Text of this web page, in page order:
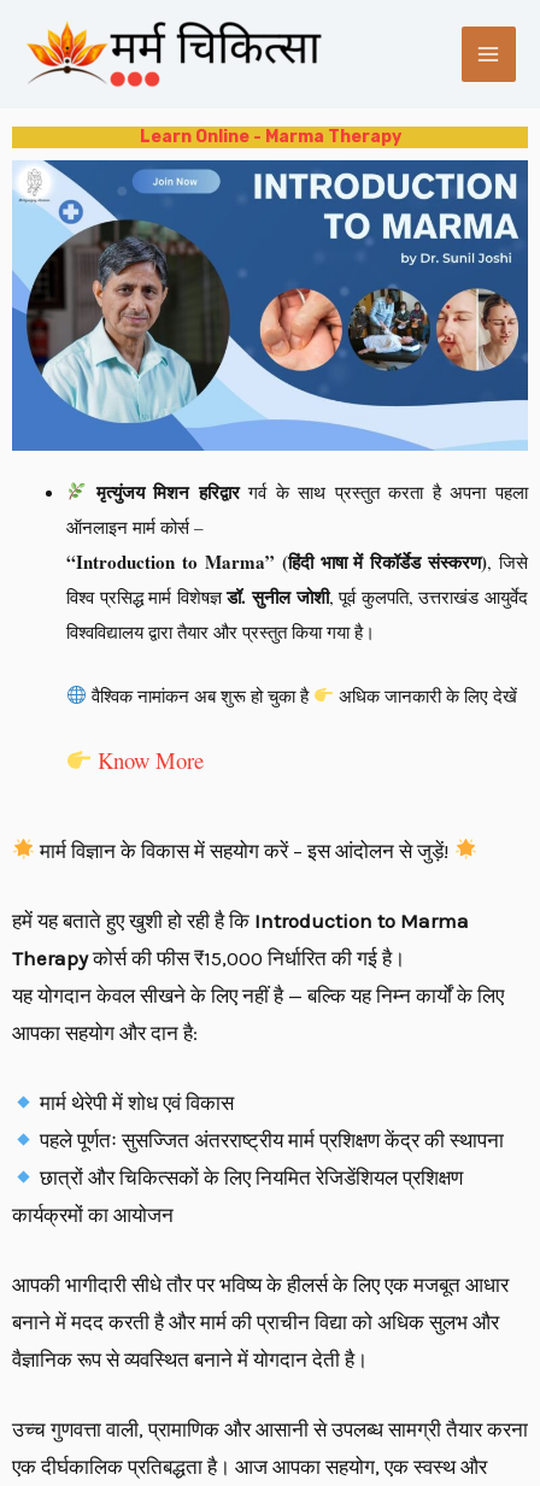
Learn Online - Marma Therapy
मृत्युंजय मिशन हरिद्वारगर्व के साथ प्रस्तुत करता है अपना पहला
ऑनलाइन मार्म कोर्स –
“Introduction to Marma” (हिंदी भाषा में रिकॉर्डेड संस्करण), जिसे
विश्व प्रसिद्ध मार्म विशेषज्ञडॉ. सुनील जोशी, पूर्व कुलपति, उत्तराखंड आयुर्वेद
विश्वविद्यालय द्वारा तैयार और प्रस्तुत किया गया है।
वैश्विक नामांकन अब शुरू हो चुका है अधिक जानकारी के लिए देखें
Know More
मार्म विज्ञान के विकास में सहयोग करें – इस आंदोलन से जुड़ें!
हमें यह बताते हुए खुशी हो रही है कि Introduction to Marma
Therapyकोर्स की फीस ₹15,000 निर्धारित की गई है।
यह योगदान केवल सीखने के लिए नहीं है — बल्कि यह निम्न कार्यों के लिए
आपका सहयोग और दान है:
मार्म थेरेपी में शोध एवं विकास
पहले पूर्णतः सुसज्जित अंतरराष्ट्रीय मार्म प्रशिक्षण केंद्र की स्थापना
छात्रों और चिकित्सकों के लिए नियमित रेजिडेंशियल प्रशिक्षण
कार्यक्रमों का आयोजन
आपकी भागीदारी सीधे तौर पर भविष्य के हीलर्स के लिए एक मजबूत आधार
बनाने में मदद करती है और मार्म की प्राचीन विद्या को अधिक सुलभ और
वैज्ञानिक रूप से व्यवस्थित बनाने में योगदान देती है।
उच्च गुणवत्ता वाली, प्रामाणिक और आसानी से उपलब्ध सामग्री तैयार करना
एक दीर्घकालिक प्रतिबद्धता है। आज आपका सहयोग, एक स्वस्थ और